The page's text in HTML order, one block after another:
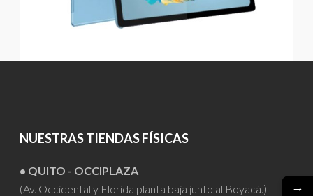
NUESTRAS TIENDAS FÍSICAS
• QUITO - OCCIPLAZA
(Av. Occidental y Florida planta baja junto al Boyacá.)
→